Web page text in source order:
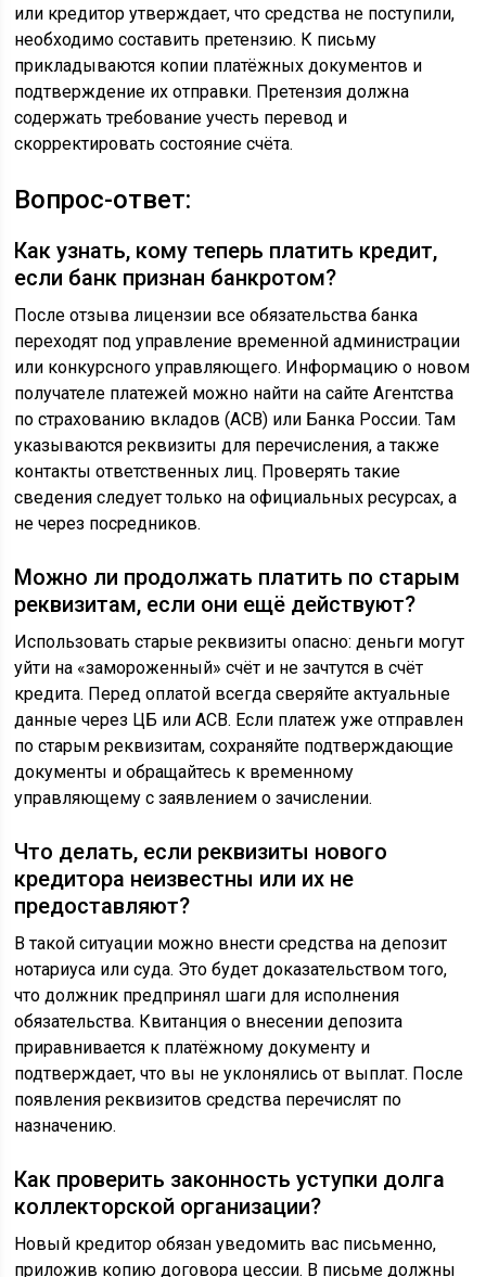
или кредитор утверждает, что средства не поступили,
необходимо составить претензию. К письму
прикладываются копии платёжных документов и
подтверждение их отправки. Претензия должна
содержать требование учесть перевод и
скорректировать состояние счёта.
Вопрос-ответ:
Как узнать, кому теперь платить кредит,
если банк признан банкротом?
После отзыва лицензии все обязательства банка
переходят под управление временной администрации
или конкурсного управляющего. Информацию о новом
получателе платежей можно найти на сайте Агентства
по страхованию вкладов (АСВ) или Банка России. Там
указываются реквизиты для перечисления, а также
контакты ответственных лиц. Проверять такие
сведения следует только на официальных ресурсах, а
не через посредников.
Можно ли продолжать платить по старым
реквизитам, если они ещё действуют?
Использовать старые реквизиты опасно: деньги могут
уйти на «замороженный» счёт и не зачтутся в счёт
кредита. Перед оплатой всегда сверяйте актуальные
данные через ЦБ или АСВ. Если платеж уже отправлен
по старым реквизитам, сохраняйте подтверждающие
документы и обращайтесь к временному
управляющему с заявлением о зачислении.
Что делать, если реквизиты нового
кредитора неизвестны или их не
предоставляют?
В такой ситуации можно внести средства на депозит
нотариуса или суда. Это будет доказательством того,
что должник предпринял шаги для исполнения
обязательства. Квитанция о внесении депозита
приравнивается к платёжному документу и
подтверждает, что вы не уклонялись от выплат. После
появления реквизитов средства перечислят по
назначению.
Как проверить законность уступки долга
коллекторской организации?
Новый кредитор обязан уведомить вас письменно,
приложив копию договора цессии. В письме должны